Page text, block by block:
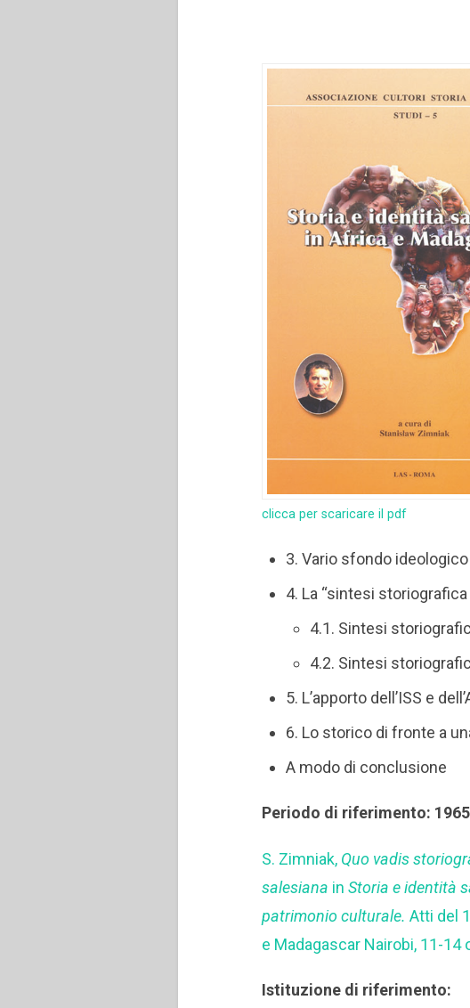
clicca per scaricare il pdf
3. Vario sfondo
4. La “sintesi
4.1. Sintesi
4.2. Sintesi
5. L’apporto dell’ISS e
6. Lo storico di fronte a
A modo di conclusione
Periodo di riferimento: 1965
S. Zimniak, Quo vadis
salesiana in Storia e identità
patrimonio culturale.Atti del
e Madagascar Nairobi, 11-14
Istituzione di riferimento: